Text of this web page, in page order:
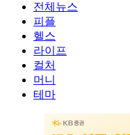
전체뉴스
피플
헬스
라이프
컬처
머니
테마